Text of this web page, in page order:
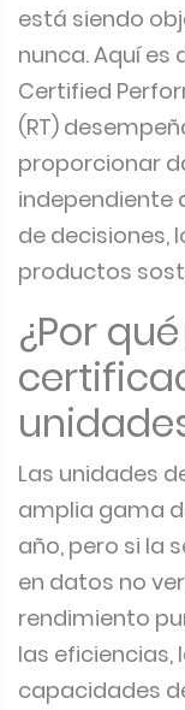
está siendo
nunca. Aquí es
Certified
(RT)
proporcionar
independiente
de decisiones,
productos
¿Por
Las unidades
amplia gama
año, pero si la
en datos no
rendimiento
las eficiencias,
capacidades